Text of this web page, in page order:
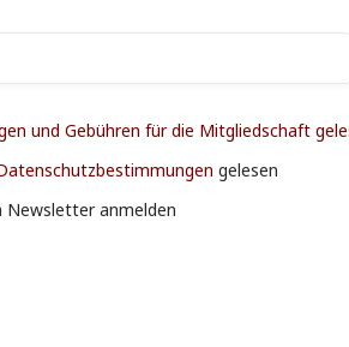
und Gebühren für die Mitgliedschaft
gelesen
Newsletter anmelden